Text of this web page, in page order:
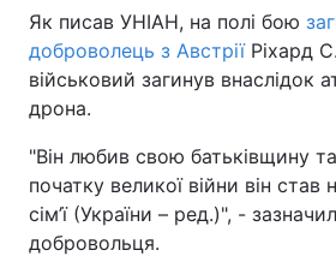
Як писав УНІАН, на полі бою
доброволець з АвстріїРіхард
військовий загинув внаслідок
дрона.
"Він любив свою батьківщину
початку великої війни він став
сім’ї (України – ред.)", -
добровольця.